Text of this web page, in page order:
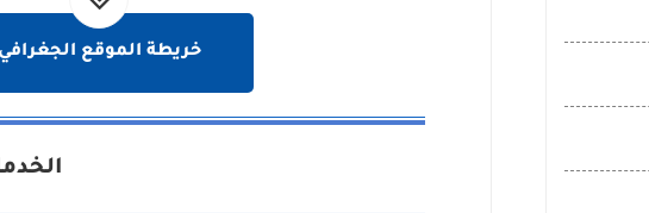
خريطة الموقع الجغرافي